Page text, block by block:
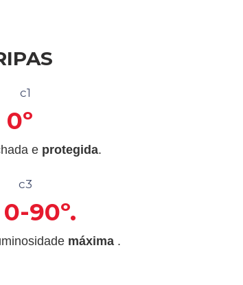
0º
e protegida.
90º.
máxima .